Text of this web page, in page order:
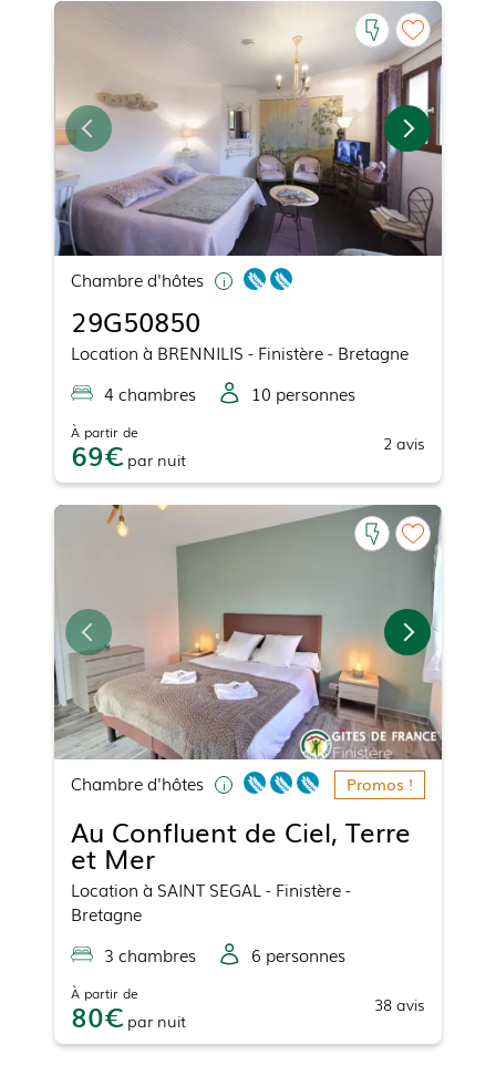
Chambre d'hôtes
29G50850
Location à BRENNILIS - Finistère - Bretagne
4chambres 10 personnes
À partir de
69 par nuit
2 avis
Chambre d'hôtes Promos !
Au Confluent de Ciel, Terre
et Mer
Location à SAINT SEGAL - Finistère -
Bretagne
3 chambres 6 personnes
À partir de
80 par nuit
38 avis